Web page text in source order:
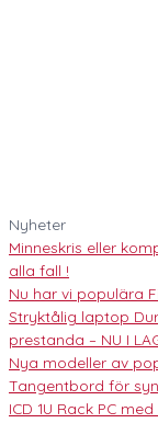
Nyheter
Minneskris eller
alla fall !
Nu har vi populära
Stryktålig laptop
prestanda – NU I
Nya modeller av
Tangentbord för
ICD 1U Rack PC